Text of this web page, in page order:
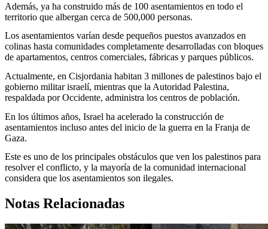
Además, ya ha construido más de 100 asentamientos en todo el
territorio que albergan cerca de 500,000 personas.
Los asentamientos varían desde pequeños puestos avanzados en
colinas hasta comunidades completamente desarrolladas con bloques
de apartamentos, centros comerciales, fábricas y parques públicos.
Actualmente, en Cisjordania habitan 3 millones de palestinos bajo el
gobierno militar israelí, mientras que la Autoridad Palestina,
respaldada por Occidente, administra los centros de población.
En los últimos años, Israel ha acelerado la construcción de
asentamientos incluso antes del inicio de la guerra en la Franja de
Gaza.
Este es uno de los principales obstáculos que ven los palestinos para
resolver el conflicto, y la mayoría de la comunidad internacional
considera que los asentamientos son ilegales.
Notas Relacionadas